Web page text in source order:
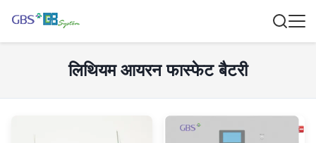
लिथियम आयरन फास्फेट बैटरी